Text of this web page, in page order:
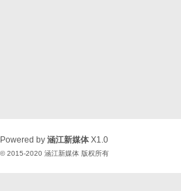
Powered by 涵江新媒体 X1.0
© 2015-2020 涵江新媒体 版权所有